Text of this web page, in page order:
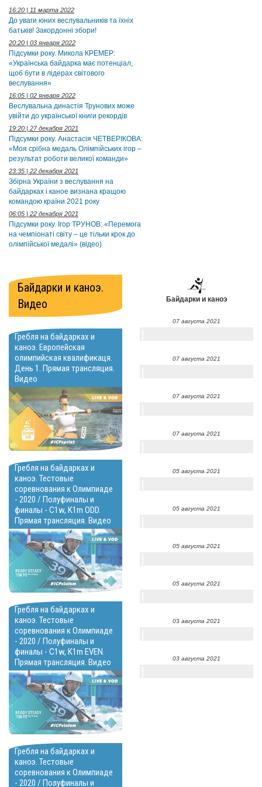
16:20 | 11 марта 2022
До уваги юних веслувальників та їхніх
батьків! Закордонні збори!
20:20 | 03 января 2022
Підсумки року. Микола КРЕМЕР:
«Українська байдарка має потенціал,
щоб бути в лідерах світового
веслування»
16:05 | 02 января 2022
Веслувальна династія Трунових може
увійти до української книги рекордів
19:20 | 27 декабря 2021
Підсумки року. Анастасія ЧЕТВЕРІКОВА:
«Моя срібна медаль Олімпійських ігор –
результат роботи великої команди»
23:35 | 22 декабря 2021
Збірна України з веслування на
байдарках і каное визнана кращою
командою країни 2021 року
06:05 | 22 декабря 2021
Підсумки року. Ігор ТРУНОВ: «Перемога
на чемпіонаті світу – це тільки крок до
олімпійської медалі» (відео)
Байдарки и каноэ.
Видео
Гребля на байдарках и
каноэ. Европейская
олимпийская квалификаця.
День 1. Прямая трансляция.
Видео
Гребля на байдарках и
каноэ. Тестовые
соревнования к Олимпиаде
- 2020 / Полуфиналы и
финалы - C1w, K1m ODD.
Прямая трансляция. Видео
Гребля на байдарках и
каноэ. Тестовые
соревнования к Олимпиаде
- 2020 / Полуфиналы и
финалы - C1w, K1m EVEN.
Прямая трансляция. Видео
Гребля на байдарках и
каноэ. Тестовые
соревнования к Олимпиаде
- 2020 / Полуфиналы и
Байдарки и каноэ
07 августа 2021
07 августа 2021
07 августа 2021
07 августа 2021
05 августа 2021
05 августа 2021
05 августа 2021
05 августа 2021
03 августа 2021
03 августа 2021